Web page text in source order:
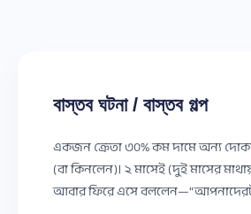
বাস্তব ঘটনা / বাস্তব গল্প
একজন ক্রেতা ৩০% কম দামে অন্য
(বা কিনলেন)। ২ মাসেই (দুই মাসের
আবার ফিরে এসে